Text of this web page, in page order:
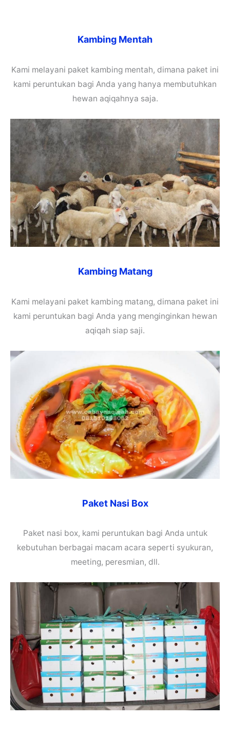
Kambing Mentah
Kami melayani paket kambing mentah, dimana paket ini
kami peruntukan bagi Anda yang hanya membutuhkan
hewan aqiqahnya saja.
Kambing Matang
Kami melayani paket kambing matang, dimana paket ini
kami peruntukan bagi Anda yang menginginkan hewan
aqiqah siap saji.
Paket Nasi Box
Paket nasi box, kami peruntukan bagi Anda untuk
kebutuhan berbagai macam acara seperti syukuran,
meeting, peresmian, dll.